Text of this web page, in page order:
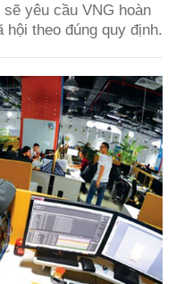
yêu cầu VNG hoàn
theo đúng quy định.